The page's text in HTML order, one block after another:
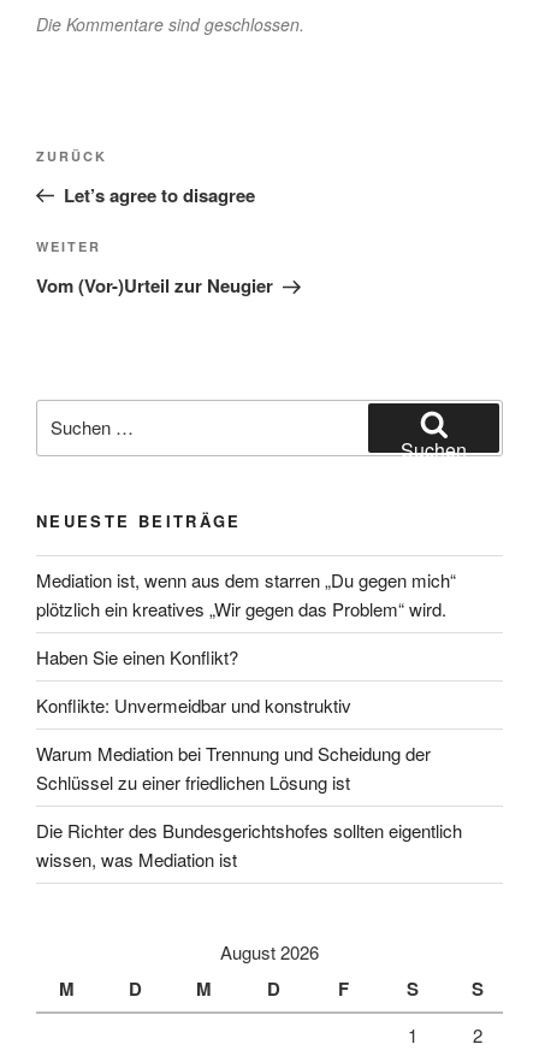
Die Kommentare sind geschlossen.
Beitragsnavigation
Vorheriger
Beitrag
ZURÜCK
Let’s agree to disagree
Nächster
Beitrag
WEITER
Vom (Vor-)Urteil zur Neugier
nach:
Suchen
NEUESTE BEITRÄGE
Mediation ist, wenn aus dem starren „Du gegen mich“
plötzlich ein kreatives „Wir gegen das Problem“ wird.
Haben Sie einen Konflikt?
Konflikte: Unvermeidbar und konstruktiv
Warum Mediation bei Trennung und Scheidung der
Schlüssel zu einer friedlichen Lösung ist
Die Richter des Bundesgerichtshofes sollten eigentlich
wissen, was Mediation ist
August 2026
M D M D F S S
1
2